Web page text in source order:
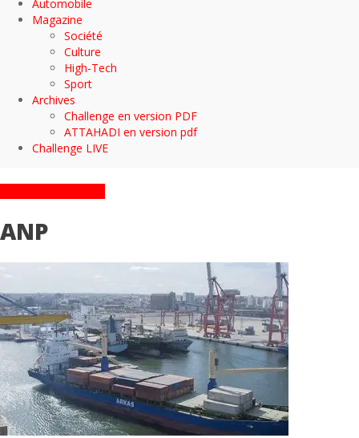
Automobile
Magazine
Société
Culture
High-Tech
Sport
Archives
Challenge en version PDF
ATTAHADI en version pdf
Challenge LIVE
ANP